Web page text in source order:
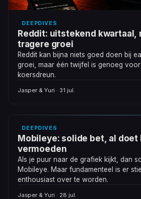
DEEPDIVES
Reddit: uitstekend kwartaal,
tragere groei
Reddit kan bijna niets goed doen bij
groei, maar één twijfel is genoeg
koersdreun.
Jasper & Yuri · 31 jul.
DEEPDIVES
Mobileye: solide bet, al doet
vermoeden
Als je puur naar de grafiek kijkt, dan
Mobileye. Maar fundamenteel is er
enthousiast over te worden.
Jasper & Yuri · 28 jul.